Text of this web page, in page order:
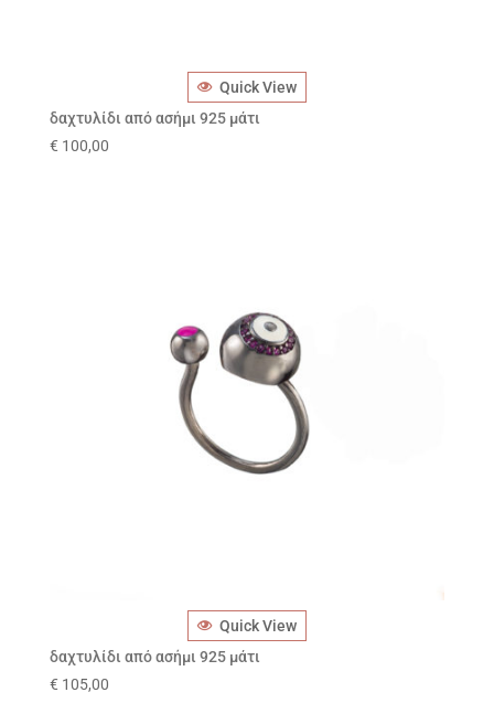
Quick View
δαχτυλίδι από ασήμι 925 μάτι
€ 100,00
Quick View
δαχτυλίδι από ασήμι 925 μάτι
€ 105,00